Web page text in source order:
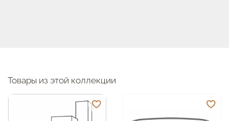
Товары из этой коллекции